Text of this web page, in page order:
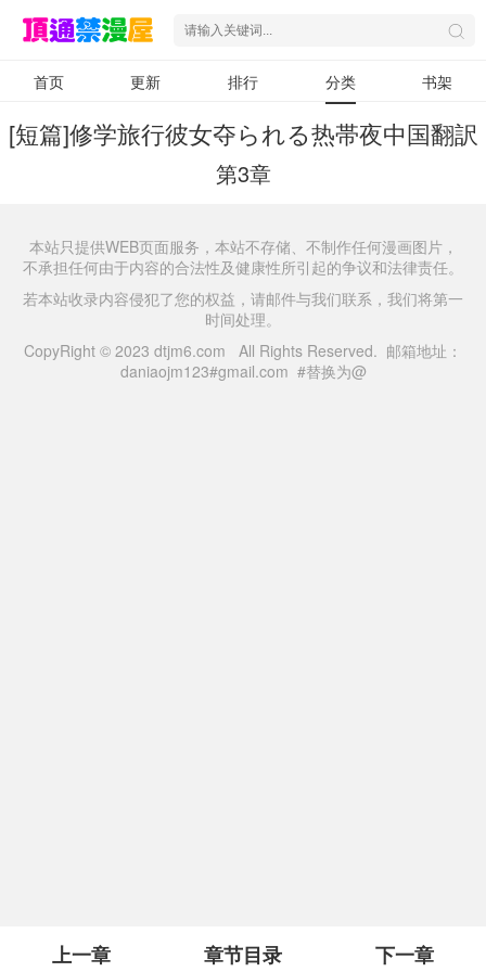
首页 更新 排行 分类 书架
[短篇]修学旅行彼女夺られる热帯夜中国翻訳
第3章
上一章 章节目录 下一章
本站只提供WEB页面服务，本站不存储、不制作任何漫画图片，
不承担任何由于内容的合法性及健康性所引起的争议和法律责任。
若本站收录内容侵犯了您的权益，请邮件与我们联系，我们将第一
时间处理。
CopyRight © 2023 dtjm6.com All Rights Reserved. 邮箱地址：
daniaojm123#gmail.com #替换为@